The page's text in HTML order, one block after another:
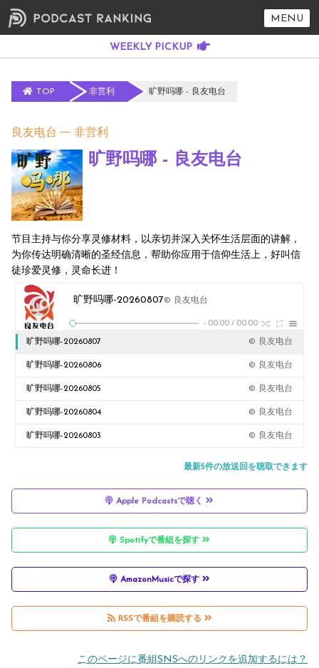
MENU
TOP 非営利 旷野吗哪 - 良友电台
良友电台 非営利
旷野吗哪 - 良友电台
节目主持与你分享灵修材料，以亲切并深入关怀生活层面的讲解，
为你传达明确清晰的圣经信息，帮助你应用于信仰生活上，好叫信
徒珍爱灵修，灵命长进！
旷野吗哪-20260807© 良友电台
- 00:00 / 00:00
旷野吗哪-20260807 © 良友电台
旷野吗哪-20260806 © 良友电台
旷野吗哪-20260805 © 良友电台
旷野吗哪-20260804 © 良友电台
旷野吗哪-20260803 © 良友电台
最新5件の放送回を聴取できます
Apple Podcastsで聴く
Spotifyで番組を探す
AmazonMusicで探す
RSSで番組を購読する
このページに番組SNSへのリンクを追加するには？